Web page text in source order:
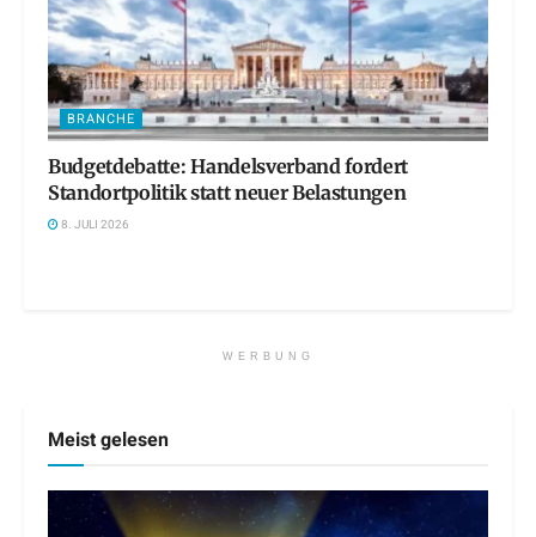
BRANCHE
Budgetdebatte: Handelsverband fordert
Standortpolitik statt neuer Belastungen
8. JULI 2026
WERBUNG
Meist gelesen